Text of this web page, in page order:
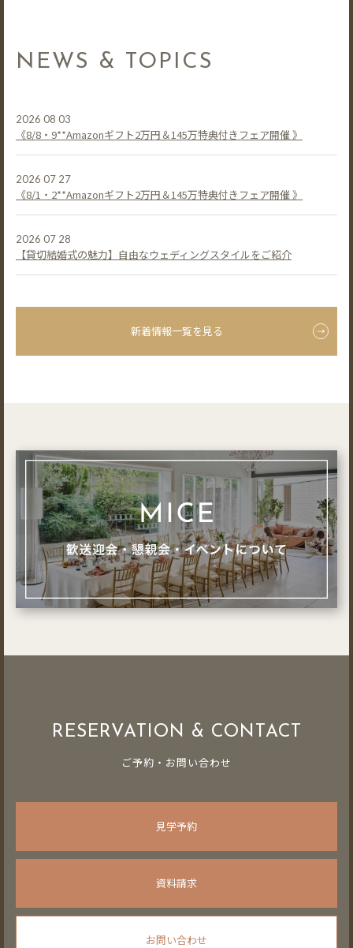
NEWS & TOPICS
2026 08 03
《8/8・9**Amazonギフト2万円＆145万特典付きフェア開催 》
2026 07 27
《8/1・2**Amazonギフト2万円＆145万特典付きフェア開催 》
2026 07 28
【貸切結婚式の魅力】自由なウェディングスタイルをご紹介
新着情報一覧を見る
RESERVATION & CONTACT
ご予約・お問い合わせ
見学予約
資料請求
お問い合わせ